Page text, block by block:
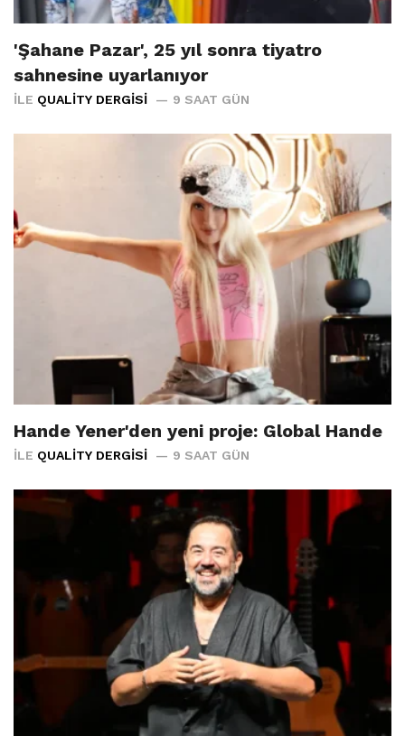
'Şahane Pazar', 25 yıl sonra tiyatro
sahnesine uyarlanıyor
İLE QUALITY DERGISI 9 SAAT GÜN
Hande Yener'den yeni proje: Global Hande
İLE QUALITY DERGISI 9 SAAT GÜN